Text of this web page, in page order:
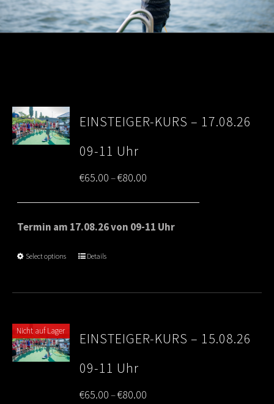
EINSTEIGER-KURS – 17.08.26
09-11 Uhr
€65.00–€80.00
range:
€65.00
Termin am 17.08.26 von 09-11 Uhr
Select options Details
Nicht auf Lager
EINSTEIGER-KURS – 15.08.26
09-11 Uhr
€65.00–€80.00